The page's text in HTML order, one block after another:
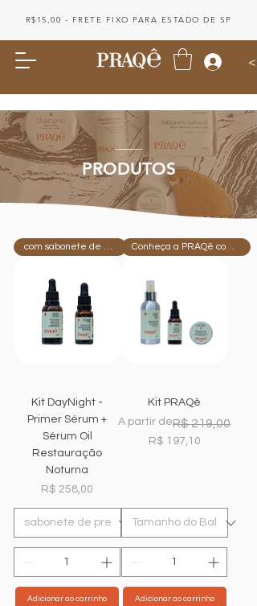
<
R$15,00 - FRETE FIXO PARA ESTADO DE SP
PRODUTOS
com sabonete de presente
Kit DayNight -
Primer Sérum +
Sérum Oil
Restauração
Noturna
Preço
R$ 258,00
Adicionar ao carrinho
Conheça a PRAQê com 10%OFF
Kit PRAQê
A partir de
Preço normalR$ 219,00
R$ 197,10
Preço promocional
Adicionar ao carrinho